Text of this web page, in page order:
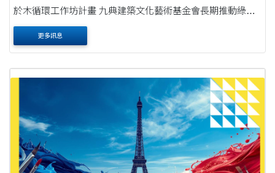
於木循環工作坊計畫 九典建築文化藝術基金會長期推動綠建
築、木構建築與循環經濟，倡議永續設計理念，期望促進更
友善的環境與社會實踐，並鼓勵設計與....
更多訊息